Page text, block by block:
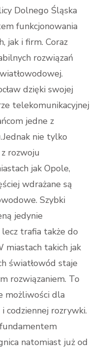
Dolnego Śląska
funkcjonowania
jak i firm. Coraz
rozwiązań
dzięki swojej
telekomunikacyjnej
jedne z
nie tylko
rozwoju
jak Opole,
wdrażane są
Szybki
jedynie
lecz trafia także do
miastach takich jak
światłowód staje
rozwiązaniem. To
możliwości dla
codziennej rozrywki.
natomiast już od